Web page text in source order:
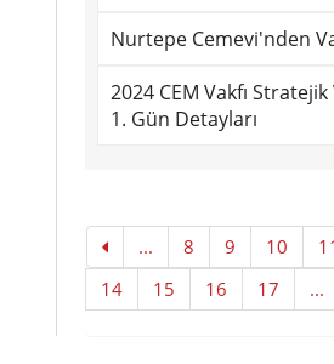
Nurtepe Cemevi'nden
2024 CEM Vakfı Stratejik
1. Gün Detayları
... 8 9 10
14
15 16 17 ...